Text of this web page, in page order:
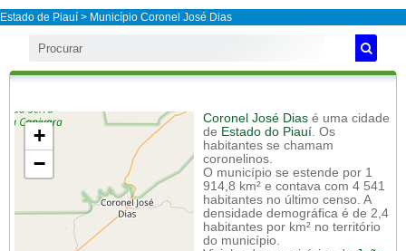
Estado de Piauí > Município Coronel José Dias
+
−
Coronel José Dias é uma cidade
de Estado do Piauí. Os
habitantes se chamam
coronelinos.
O município se estende por 1
914,8 km² e contava com 4 541
habitantes no último censo. A
densidade demográfica é de 2,4
habitantes por km² no território
do município.